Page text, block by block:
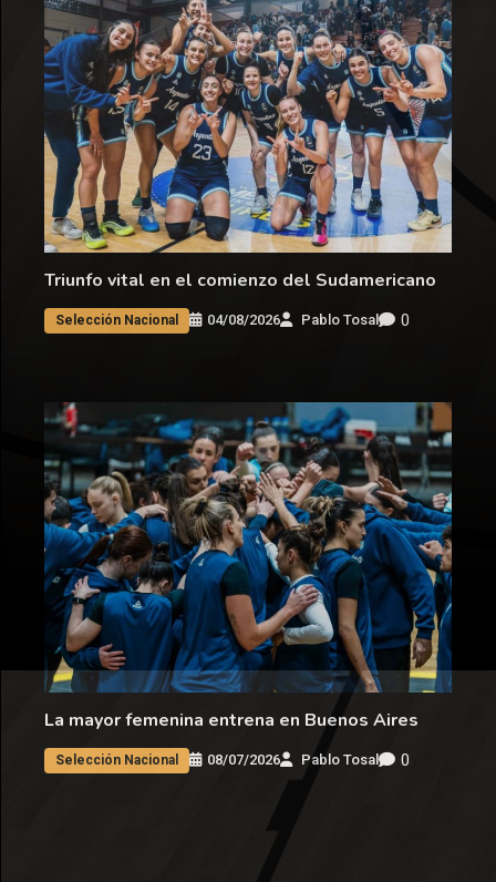
Triunfo vital en el comienzo del Sudamericano
Selección Nacional 04/08/2026 Pablo Tosal 0
La mayor femenina entrena en Buenos Aires
Selección Nacional 08/07/2026 Pablo Tosal 0